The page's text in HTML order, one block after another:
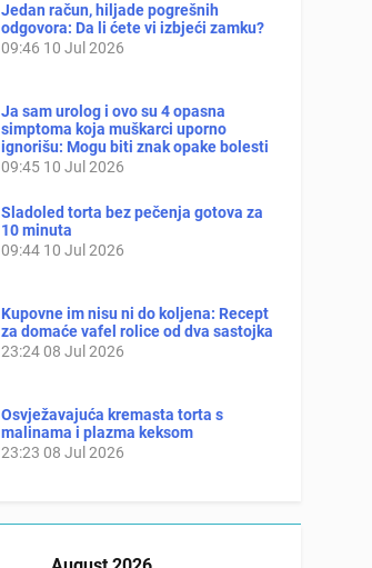
Jedan račun, hiljade pogrešnih
odgovora: Da li ćete vi izbjeći zamku?
09:46 10 Jul 2026
Ja sam urolog i ovo su 4 opasna
simptoma koja muškarci uporno
ignorišu: Mogu biti znak opake bolesti
09:45 10 Jul 2026
Sladoled torta bez pečenja gotova za
10 minuta
09:44 10 Jul 2026
Kupovne im nisu ni do koljena: Recept
za domaće vafel rolice od dva sastojka
23:24 08 Jul 2026
Osvježavajuća kremasta torta s
malinama i plazma keksom
23:23 08 Jul 2026